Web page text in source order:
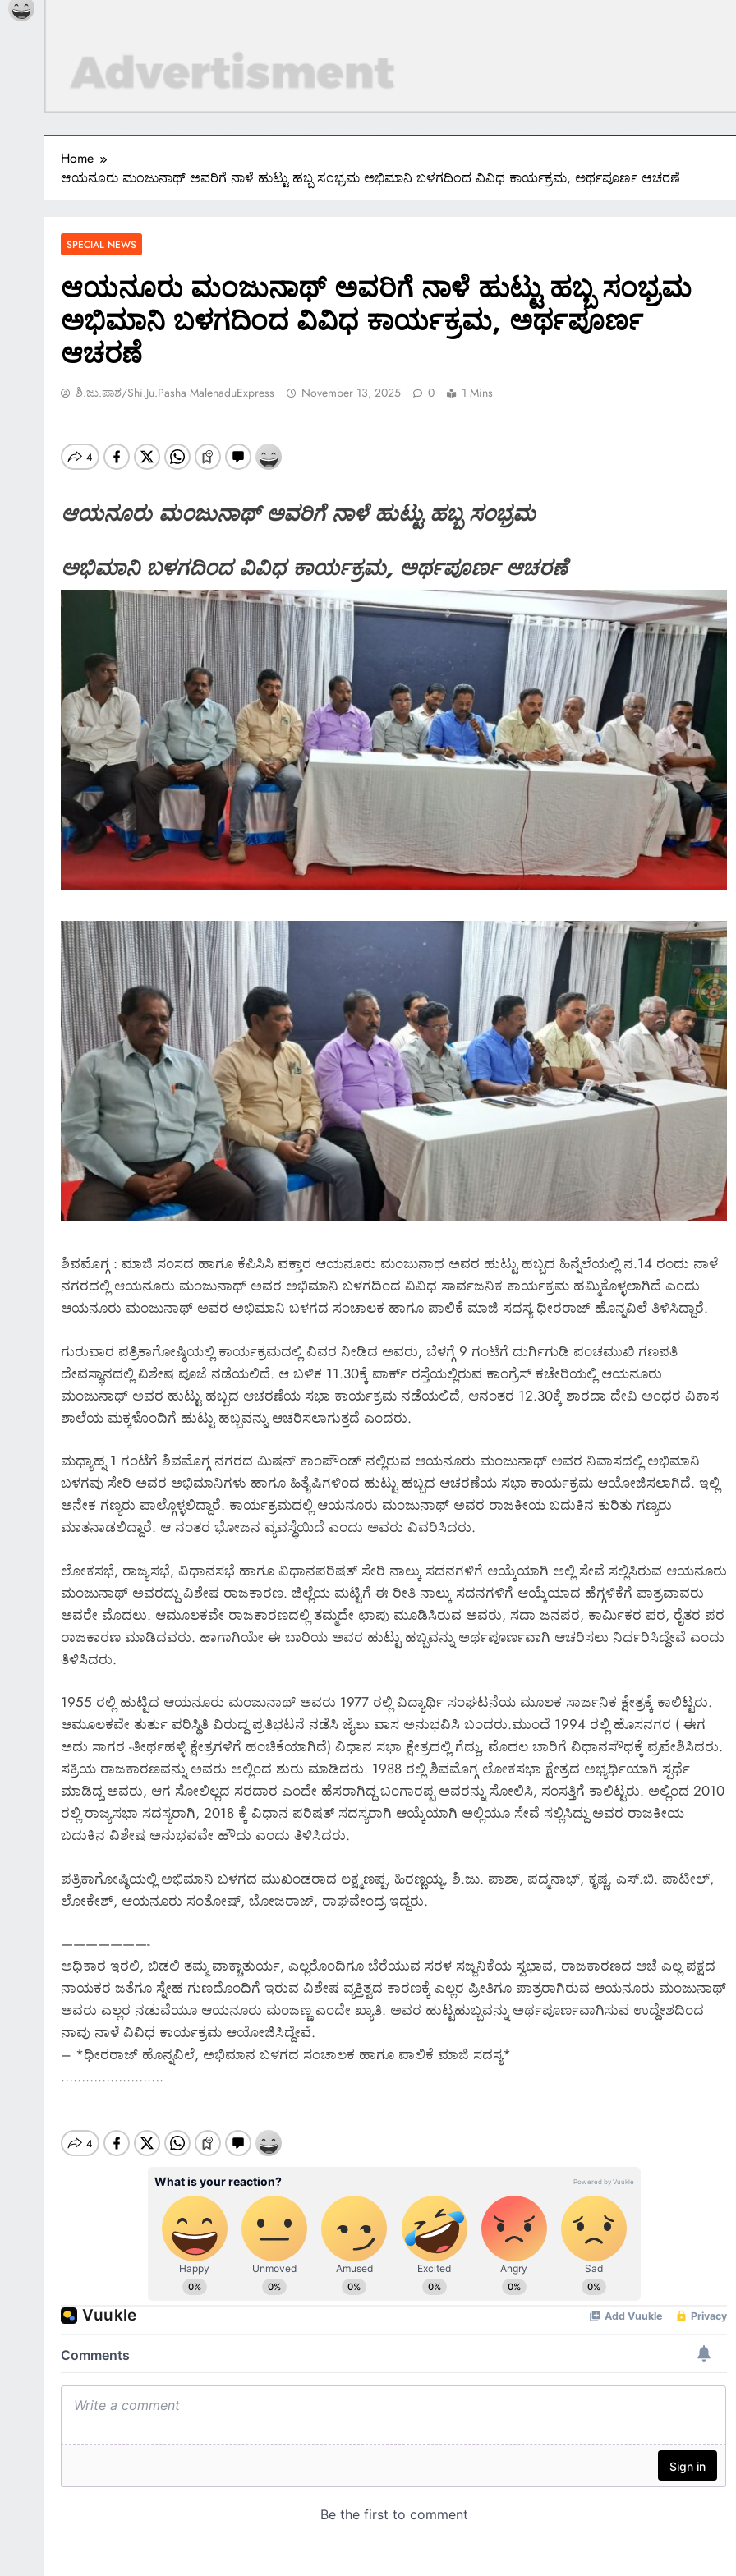
Home
ಆಯನೂರು ಮಂಜುನಾಥ್‌ ಅವರಿಗೆ ನಾಳೆ ಹುಟ್ಟು ಹಬ್ಬ ಸಂಭ್ರಮ ಅಭಿಮಾನಿ ಬಳಗದಿಂದ ವಿವಿಧ ಕಾರ್ಯಕ್ರಮ, ಅರ್ಥಪೂರ್ಣ ಆಚರಣೆ
SPECIAL NEWS
ಆಯನೂರು ಮಂಜುನಾಥ್‌ ಅವರಿಗೆ ನಾಳೆ ಹುಟ್ಟು ಹಬ್ಬ ಸಂಭ್ರಮ
ಅಭಿಮಾನಿ ಬಳಗದಿಂದ ವಿವಿಧ ಕಾರ್ಯಕ್ರಮ, ಅರ್ಥಪೂರ್ಣ
ಆಚರಣೆ
ಶಿ.ಜು.ಪಾಶ/Shi.ju.pasha MalenaduExpress November 13, 2025 0 1 Mins
ಆಯನೂರು ಮಂಜುನಾಥ್‌ ಅವರಿಗೆ ನಾಳೆ ಹುಟ್ಟು ಹಬ್ಬ ಸಂಭ್ರಮ
ಅಭಿಮಾನಿ ಬಳಗದಿಂದ ವಿವಿಧ ಕಾರ್ಯಕ್ರಮ, ಅರ್ಥಪೂರ್ಣ ಆಚರಣೆ
ಶಿವಮೊಗ್ಗ : ಮಾಜಿ ಸಂಸದ ಹಾಗೂ ಕೆಪಿಸಿಸಿ ವಕ್ತಾರ ಆಯನೂರು ಮಂಜುನಾಥ ಅವರ ಹುಟ್ಟು ಹಬ್ಬದ ಹಿನ್ನೆಲೆಯಲ್ಲಿ ನ.14 ರಂದು ನಾಳೆ
ನಗರದಲ್ಲಿ ಆಯನೂರು ಮಂಜುನಾಥ್‌ ಅವರ ಅಭಿಮಾನಿ ಬಳಗದಿಂದ ವಿವಿಧ ಸಾರ್ವಜನಿಕ ಕಾರ್ಯಕ್ರಮ ಹಮ್ಮಿಕೊಳ್ಳಲಾಗಿದೆ ಎಂದು
ಆಯನೂರು ಮಂಜುನಾಥ್‌ ಅವರ ಅಭಿಮಾನಿ ಬಳಗದ ಸಂಚಾಲಕ ಹಾಗೂ ಪಾಲಿಕೆ ಮಾಜಿ ಸದಸ್ಯ ಧೀರರಾಜ್‌ ಹೊನ್ನವಿಲೆ ತಿಳಿಸಿದ್ದಾರೆ.
ಗುರುವಾರ ಪತ್ರಿಕಾಗೋಷ್ಠಿಯಲ್ಲಿ ಕಾರ್ಯಕ್ರಮದಲ್ಲಿ ವಿವರ ನೀಡಿದ ಅವರು, ಬೆಳಗ್ಗೆ 9 ಗಂಟೆಗೆ ದುರ್ಗಿಗುಡಿ ಪಂಚಮುಖಿ ಗಣಪತಿ
ದೇವಸ್ಥಾನದಲ್ಲಿ ವಿಶೇಷ ಪೂಜೆ ನಡೆಯಲಿದೆ. ಆ ಬಳಿಕ 11.30ಕ್ಕೆ ಪಾರ್ಕ್‌ ರಸ್ತೆಯಲ್ಲಿರುವ ಕಾಂಗ್ರೆಸ್‌ ಕಚೇರಿಯಲ್ಲಿ ಆಯನೂರು
ಮಂಜುನಾಥ್‌ ಅವರ ಹುಟ್ಟು ಹಬ್ಬದ ಆಚರಣೆಯ ಸಭಾ ಕಾರ್ಯಕ್ರಮ ನಡೆಯಲಿದೆ, ಆನಂತರ 12.30ಕ್ಕೆ ಶಾರದಾ ದೇವಿ ಅಂಧರ ವಿಕಾಸ
ಶಾಲೆಯ ಮಕ್ಕಳೊಂದಿಗೆ ಹುಟ್ಟು ಹಬ್ಬವನ್ನು ಆಚರಿಸಲಾಗುತ್ತದೆ ಎಂದರು.
ಮಧ್ಯಾಹ್ನ 1 ಗಂಟೆಗೆ ಶಿವಮೊಗ್ಗ ನಗರದ ಮಿಷನ್‌ ಕಾಂಪೌಂಡ್‌ ನಲ್ಲಿರುವ ಆಯನೂರು ಮಂಜುನಾಥ್‌ ಅವರ ನಿವಾಸದಲ್ಲಿ ಅಭಿಮಾನಿ
ಬಳಗವು ಸೇರಿ ಅವರ ಅಭಿಮಾನಿಗಳು ಹಾಗೂ ಹಿತೈಷಿಗಳಿಂದ ಹುಟ್ಟು ಹಬ್ಬದ ಆಚರಣೆಯ ಸಭಾ ಕಾರ್ಯಕ್ರಮ ಆಯೋಜಿಸಲಾಗಿದೆ. ಇಲ್ಲಿ
ಅನೇಕ ಗಣ್ಯರು ಪಾಲ್ಗೊಳ್ಳಲಿದ್ದಾರೆ. ಕಾರ್ಯಕ್ರಮದಲ್ಲಿ ಆಯನೂರು ಮಂಜುನಾಥ್‌ ಅವರ ರಾಜಕೀಯ ಬದುಕಿನ ಕುರಿತು ಗಣ್ಯರು
ಮಾತನಾಡಲಿದ್ದಾರೆ. ಆ ನಂತರ ಭೋಜನ ವ್ಯವಸ್ಥೆಯಿದೆ ಎಂದು ಅವರು ವಿವರಿಸಿದರು.
ಲೋಕಸಭೆ, ರಾಜ್ಯಸಭೆ, ವಿಧಾನಸಭೆ ಹಾಗೂ ವಿಧಾನಪರಿಷತ್‌ ಸೇರಿ ನಾಲ್ಕು ಸದನಗಳಿಗೆ ಆಯ್ಕೆಯಾಗಿ ಅಲ್ಲಿ ಸೇವೆ ಸಲ್ಲಿಸಿರುವ ಆಯನೂರು
ಮಂಜುನಾಥ್‌ ಅವರದ್ದು ವಿಶೇಷ ರಾಜಕಾರಣ. ಜಿಲ್ಲೆಯ ಮಟ್ಟಿಗೆ ಈ ರೀತಿ ನಾಲ್ಕು ಸದನಗಳಿಗೆ ಆಯ್ಕೆಯಾದ ಹೆಗ್ಗಳಿಕೆಗೆ ಪಾತ್ರವಾವರು
ಅವರೇ ಮೊದಲು. ಆಮೂಲಕವೇ ರಾಜಕಾರಣದಲ್ಲಿ ತಮ್ಮದೇ ಛಾಪು ಮೂಡಿಸಿರುವ ಅವರು, ಸದಾ ಜನಪರ, ಕಾರ್ಮಿಕರ ಪರ, ರೈತರ ಪರ
ರಾಜಕಾರಣ ಮಾಡಿದವರು. ಹಾಗಾಗಿಯೇ ಈ ಬಾರಿಯ ಅವರ ಹುಟ್ಟು ಹಬ್ಬವನ್ನು ಅರ್ಥಪೂರ್ಣವಾಗಿ ಆಚರಿಸಲು ನಿರ್ಧರಿಸಿದ್ದೇವೆ ಎಂದು
ತಿಳಿಸಿದರು.
1955 ರಲ್ಲಿ ಹುಟ್ಟಿದ ಆಯನೂರು ಮಂಜುನಾಥ್‌ ಅವರು 1977 ರಲ್ಲಿ ವಿದ್ಯಾರ್ಥಿ ಸಂಘಟನೆಯ ಮೂಲಕ ಸಾರ್ಜನಿಕ ಕ್ಷೇತ್ರಕ್ಕೆ ಕಾಲಿಟ್ಟರು.
ಆಮೂಲಕವೇ ತುರ್ತು ಪರಿಸ್ಥಿತಿ ವಿರುದ್ದ ಪ್ರತಿಭಟನೆ ನಡೆಸಿ ಜೈಲು ವಾಸ ಅನುಭವಿಸಿ ಬಂದರು.ಮುಂದೆ 1994 ರಲ್ಲಿ ಹೊಸನಗರ ( ಈಗ
ಅದು ಸಾಗರ -ತೀರ್ಥಹಳ್ಳಿ ಕ್ಷೇತ್ರಗಳಿಗೆ ಹಂಚಿಕೆಯಾಗಿದೆ) ವಿಧಾನ ಸಭಾ ಕ್ಷೇತ್ರದಲ್ಲಿ ಗೆದ್ದು, ಮೊದಲ ಬಾರಿಗೆ ವಿಧಾನಸೌಧಕ್ಕೆ ಪ್ರವೇಶಿಸಿದರು.
ಸಕ್ರಿಯ ರಾಜಕಾರಣವನ್ನು ಅವರು ಅಲ್ಲಿಂದ ಶುರು ಮಾಡಿದರು. 1988 ರಲ್ಲಿ ಶಿವಮೊಗ್ಗ ಲೋಕಸಭಾ ಕ್ಷೇತ್ರದ ಅಭ್ಯರ್ಥಿಯಾಗಿ ಸ್ಪರ್ಧೆ
ಮಾಡಿದ್ದ ಅವರು, ಆಗ ಸೋಲಿಲ್ಲದ ಸರದಾರ ಎಂದೇ ಹೆಸರಾಗಿದ್ದ ಬಂಗಾರಪ್ಪ ಅವರನ್ನು ಸೋಲಿಸಿ, ಸಂಸತ್ತಿಗೆ ಕಾಲಿಟ್ಟರು. ಅಲ್ಲಿಂದ 2010
ರಲ್ಲಿ ರಾಜ್ಯಸಭಾ ಸದಸ್ಯರಾಗಿ, 2018 ಕ್ಕೆ ವಿಧಾನ ಪರಿಷತ್‌ ಸದಸ್ಯರಾಗಿ ಆಯ್ಕೆಯಾಗಿ ಅಲ್ಲಿಯೂ ಸೇವೆ ಸಲ್ಲಿಸಿದ್ದು ಅವರ ರಾಜಕೀಯ
ಬದುಕಿನ ವಿಶೇಷ ಅನುಭವವೇ ಹೌದು ಎಂದು ತಿಳಿಸಿದರು.
ಪತ್ರಿಕಾಗೋಷ್ಠಿಯಲ್ಲಿ ಅಭಿಮಾನಿ ಬಳಗದ ಮುಖಂಡರಾದ ಲಕ್ಷ್ಮಣಪ್ಪ, ಹಿರಣ್ಣಯ್ಯ, ಶಿ.ಜು. ಪಾಶಾ, ಪದ್ಮನಾಭ್‌, ಕೃಷ್ಣ, ಎಸ್.ಬಿ. ಪಾಟೀಲ್‌,
ಲೋಕೇಶ್‌, ಆಯನೂರು ಸಂತೋಷ್‌, ಬೋಜರಾಜ್‌, ರಾಘವೇಂದ್ರ ಇದ್ದರು.
———————-
ಅಧಿಕಾರ ಇರಲಿ, ಬಿಡಲಿ ತಮ್ಮ ವಾಕ್ಚಾತುರ್ಯ, ಎಲ್ಲರೊಂದಿಗೂ ಬೆರೆಯುವ ಸರಳ ಸಜ್ಜನಿಕೆಯ ಸ್ವಭಾವ, ರಾಜಕಾರಣದ ಆಚೆ ಎಲ್ಲ ಪಕ್ಷದ
ನಾಯಕರ ಜತೆಗೂ ಸ್ನೇಹ ಗುಣದೊಂದಿಗೆ ಇರುವ ವಿಶೇಷ ವ್ಯಕ್ತಿತ್ವದ ಕಾರಣಕ್ಕೆ ಎಲ್ಲರ ಪ್ರೀತಿಗೂ ಪಾತ್ರರಾಗಿರುವ ಆಯನೂರು ಮಂಜುನಾಥ್‌
ಅವರು ಎಲ್ಲರ ನಡುವೆಯೂ ಆಯನೂರು ಮಂಜಣ್ಣ ಎಂದೇ ಖ್ಯಾತಿ. ಅವರ ಹುಟ್ಟಹುಬ್ಬವನ್ನು ಅರ್ಥಪೂರ್ಣವಾಗಿಸುವ ಉದ್ದೇಶದಿಂದ
ನಾವು ನಾಳೆ ವಿವಿಧ ಕಾರ್ಯಕ್ರಮ ಆಯೋಜಿಸಿದ್ದೇವೆ.
– *ಧೀರರಾಜ್‌ ಹೊನ್ನವಿಲೆ, ಅಭಿಮಾನ ಬಳಗದ ಸಂಚಾಲಕ ಹಾಗೂ ಪಾಲಿಕೆ ಮಾಜಿ ಸದಸ್ಯ*
…………………….
SPECIAL NEWS
*ಶಿವಮೊಗ್ಗ ಸಿಮ್ಸ್ ವಿಶೇಷ ಸುದ್ದಿ…*
*ಡಾ.ಅಶ್ವಿನ್ ಹೆಬ್ಬಾರ್ ಅಮಾನತು ವಾಪಸ್
ಆದೇಶ ರದ್ದು* *ಲೈಂಗಿಕ ಕಿರುಕುಳ ಕ್ರಮಕ್ಕೆ
ಸೂಚನೆ ನೀಡಿದ ಹೈಕೋರ್ಟ್* *ಡಾ.ಅಶ್ವಿನ್
ಹೆಬ್ಬಾರ್ ಮತ್ತು ಡಾ.ವಿರುಪಾಕ್ಷಪ್ಪ ಮುಂದಿನ ಕಥೆ
ಏನು?*
SPECIAL NEWS
*ಶಿವಮೊಗ್ಗ; ಗೋಪಾಳದ ಆಶೀರಾಜ್ ಬಿಲ್ಡರ್ಸ್
ಅ್ಯಂಡ್ ಡೆವಲಪರ್ಸ್ ಕಚೇರಿ ಮೇಲೆ ತುಂಗಾನಗರ
ಪೊಲೀಸರ ದಾಳಿ* *ಯಾಕೆ ನಡೆದಿದೆ ದಾಳಿ?
ಅಲ್ಲಿ ಸಿಕ್ಕಿದ್ದೇನು?*
August 6, 2026